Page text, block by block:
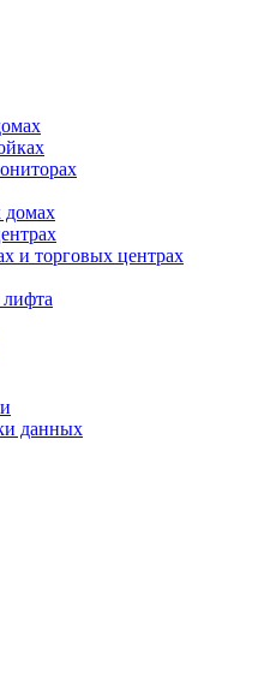
домах
и торговых центрах
данных